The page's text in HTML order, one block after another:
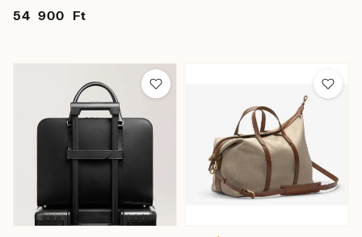
54 900 Ft